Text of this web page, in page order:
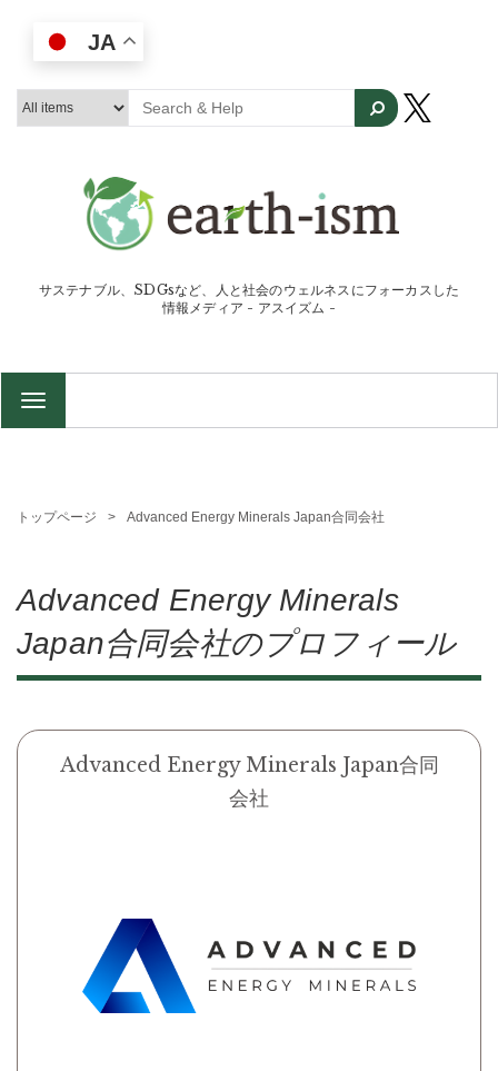
サステナブル、SDGsなど、人と社会のウェルネスにフォーカスした
情報メディア - アスイズム -
TOGGLE
トップページ Advanced Energy Minerals Japan合同会社
Advanced Energy Minerals
Japan合同会社のプロフィール
Advanced Energy Minerals Japan合同
会社
JA